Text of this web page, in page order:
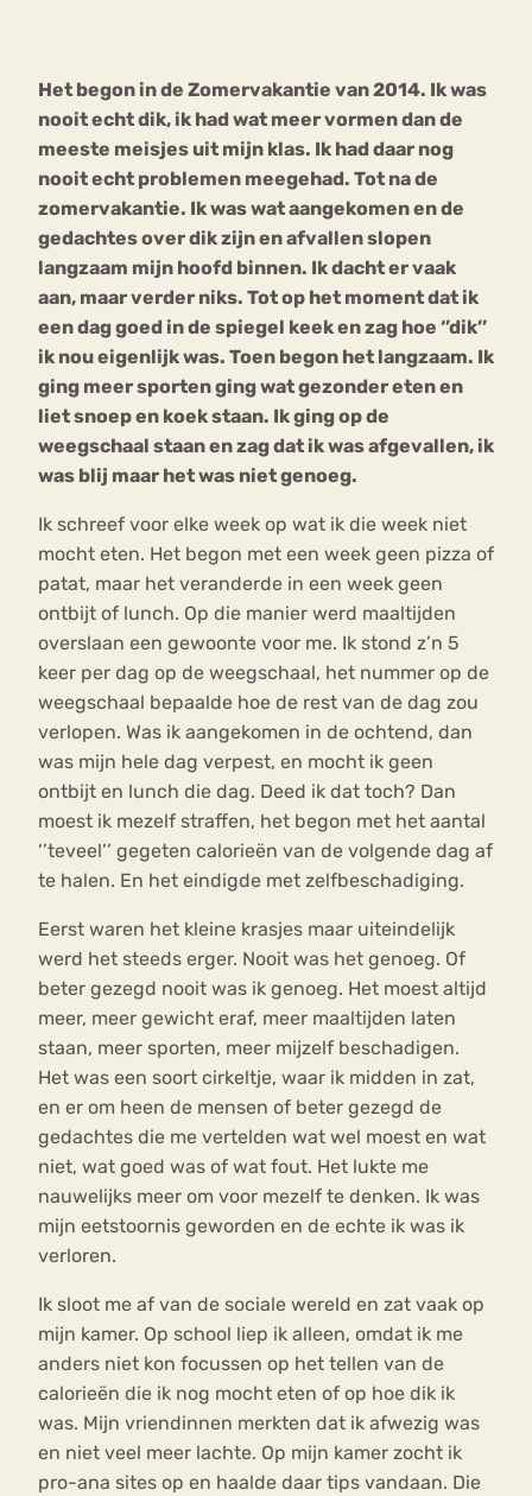
Het begon in de Zomervakantie van 2014. Ik was
nooit echt dik, ik had wat meer vormen dan de
meeste meisjes uit mijn klas. Ik had daar nog
nooit echt problemen meegehad. Tot na de
zomervakantie. Ik was wat aangekomen en de
gedachtes over dik zijn en afvallen slopen
langzaam mijn hoofd binnen. Ik dacht er vaak
aan, maar verder niks. Tot op het moment dat ik
een dag goed in de spiegel keek en zag hoe ‘’dik’’
ik nou eigenlijk was. Toen begon het langzaam. Ik
ging meer sporten ging wat gezonder eten en
liet snoep en koek staan. Ik ging op de
weegschaal staan en zag dat ik was afgevallen, ik
was blij maar het was niet genoeg.
Ik schreef voor elke week op wat ik die week niet
mocht eten. Het begon met een week geen pizza of
patat, maar het veranderde in een week geen
ontbijt of lunch. Op die manier werd maaltijden
overslaan een gewoonte voor me. Ik stond z’n 5
keer per dag op de weegschaal, het nummer op de
weegschaal bepaalde hoe de rest van de dag zou
verlopen. Was ik aangekomen in de ochtend, dan
was mijn hele dag verpest, en mocht ik geen
ontbijt en lunch die dag. Deed ik dat toch? Dan
moest ik mezelf straffen, het begon met het aantal
‘’teveel’’ gegeten calorieën van de volgende dag af
te halen. En het eindigde met zelfbeschadiging.
Eerst waren het kleine krasjes maar uiteindelijk
werd het steeds erger. Nooit was het genoeg. Of
beter gezegd nooit was ik genoeg. Het moest altijd
meer, meer gewicht eraf, meer maaltijden laten
staan, meer sporten, meer mijzelf beschadigen.
Het was een soort cirkeltje, waar ik midden in zat,
en er om heen de mensen of beter gezegd de
gedachtes die me vertelden wat wel moest en wat
niet, wat goed was of wat fout. Het lukte me
nauwelijks meer om voor mezelf te denken. Ik was
mijn eetstoornis geworden en de echte ik was ik
verloren.
Ik sloot me af van de sociale wereld en zat vaak op
mijn kamer. Op school liep ik alleen, omdat ik me
anders niet kon focussen op het tellen van de
calorieën die ik nog mocht eten of op hoe dik ik
was. Mijn vriendinnen merkten dat ik afwezig was
en niet veel meer lachte. Op mijn kamer zocht ik
pro-ana sites op en haalde daar tips vandaan. Die
Chat
Forum
mia
Nerv
osa
Eetstoornis Anorexia Nervosa
Eetbuien Piekeren Sport
Trauma
Orthorexia
Afvallen Angst